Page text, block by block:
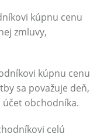
kúpnu cenu
zmluvy,
kúpnu cenu
sa považuje deň,
účet obchodníka.
celú